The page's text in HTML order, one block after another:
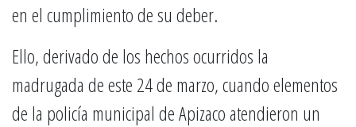
en el cumplimiento de su deber.
Ello, derivado de los hechos ocurridos la
madrugada de este 24 de marzo, cuando elementos
de la policía municipal de Apizaco atendieron un